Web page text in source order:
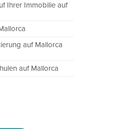
Ihrer Immobilie auf
auf Mallorca
auf Mallorca